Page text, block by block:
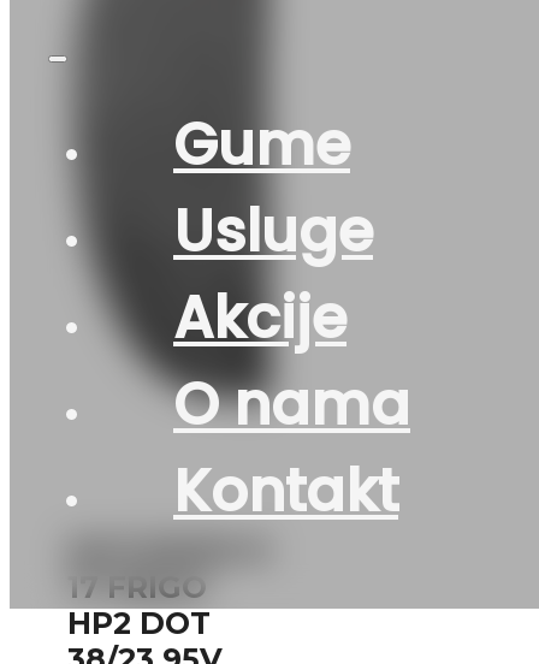
Gume
Usluge
Akcije
O nama
Kontakt
17 FRIGO
HP2 DOT